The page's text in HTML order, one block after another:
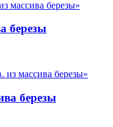
березы
березы